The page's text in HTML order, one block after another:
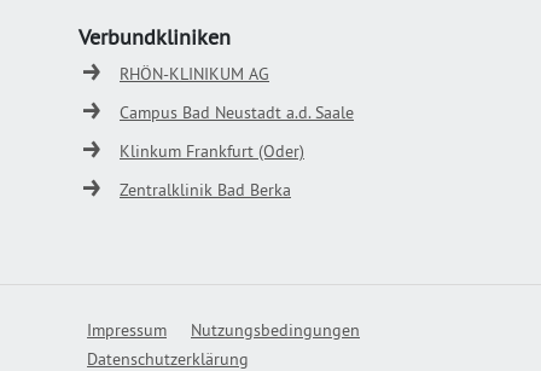
Verbundkliniken
RHÖN-KLINIKUM AG
Campus Bad Neustadt a.d. Saale
Klinkum Frankfurt (Oder)
Zentralklinik Bad Berka
Impressum
Nutzungsbedingungen
Datenschutzerklärung